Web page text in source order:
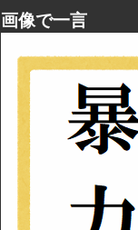
画像で一言